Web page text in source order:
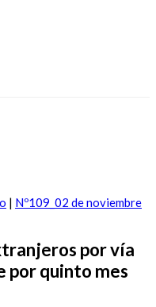
| Nº109_02 de noviembre
por vía
por quinto mes